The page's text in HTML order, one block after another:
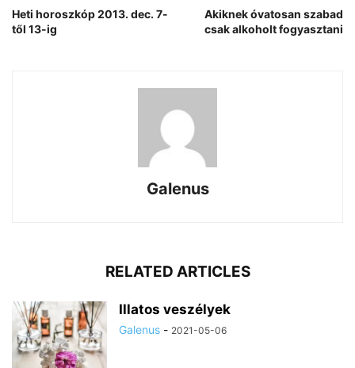
Heti horoszkóp 2013. dec. 7-
től 13-ig
Akiknek óvatosan szabad
csak alkoholt fogyasztani
Galenus
RELATED ARTICLES
Illatos veszélyek
Galenus - 2021-05-06